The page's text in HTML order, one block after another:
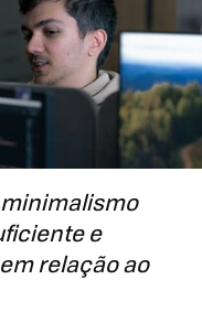
e
relação ao